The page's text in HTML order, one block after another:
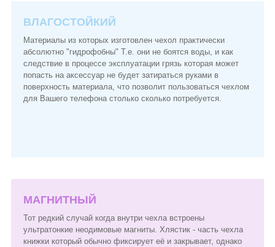
ВЛАГОСТОЙКИЙ
Материалы из которых изготовлен чехол практически
абсолютно "гидрофобны" Т.е. они не боятся воды, и как
следствие в процессе эксплуатации грязь которая может
попасть на аксессуар не будет затираться руками в
поверхность материала, что позволит пользоваться чехлом
для Вашего телефона столько сколько потребуется.
МАГНИТНЫЙ
Тот редкий случай когда внутри чехла встроены
ультратонкие неодимовые магниты. Хлястик - часть чехла
книжки который обычно фиксирует её и закрывает, однако